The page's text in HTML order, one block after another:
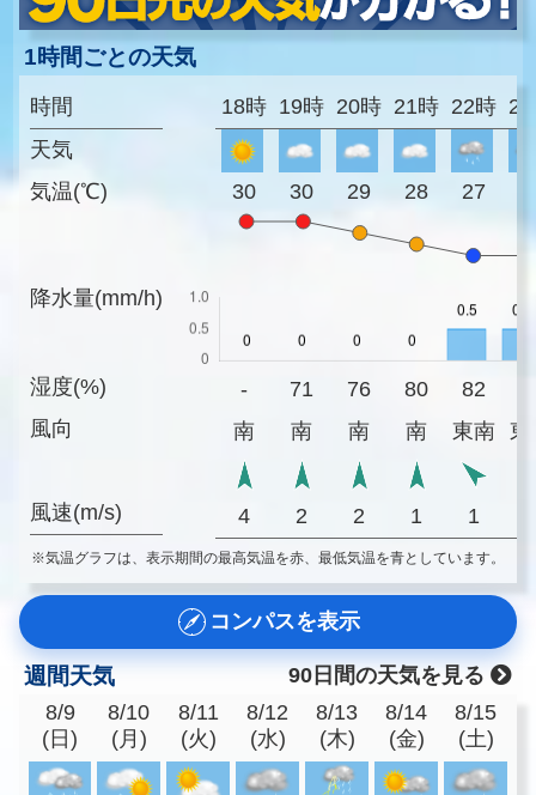
1時間ごとの天気
時間
天気
気温(℃)
降水量(mm/h)
湿度(%)
風向
風速(m/s)
18時 19時 20時 21時 22時
30 30 29 28 27
- 71 76 80 82
南
南 南 南 東南 東
4 2 2 1 1
※気温グラフは、表示期間の最高気温を赤、最低気温を青としています。
コンパスを表示
週間天気
90日間の天気を見る
8/9
(日)
8/10
(月)
8/11
(火)
8/12
(水)
8/13
(木)
8/14
(金)
8/15
(土)